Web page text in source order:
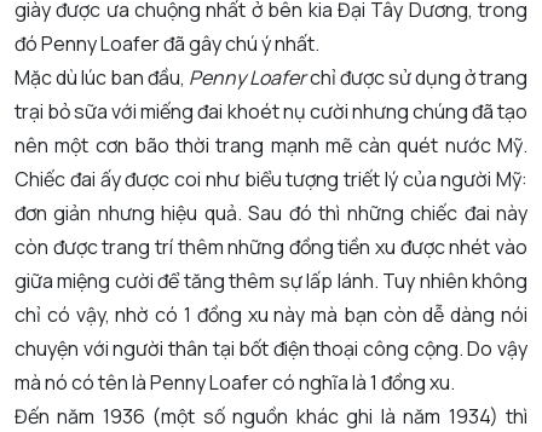
giày được ưa chuộng nhất ở bên kia Đại Tây Dương, trong
đó Penny Loafer đã gây chú ý nhất.
Mặc dù lúc ban đầu, Penny Loaferchỉ được sử dụng ở trang
trại bỏ sữa với miếng đai khoét nụ cười nhưng chúng đã tạo
nên một cơn bão thời trang mạnh mẽ càn quét nước Mỹ.
Chiếc đai ấy được coi như biểu tượng triết lý của người Mỹ:
đơn giản nhưng hiệu quả. Sau đó thì những chiếc đai này
còn được trang trí thêm những đồng tiền xu được nhét vào
giữa miệng cười để tăng thêm sự lấp lánh. Tuy nhiên không
chỉ có vậy, nhờ có 1 đồng xu này mà bạn còn dễ dàng nói
chuyện với người thân tại bốt điện thoại công cộng. Do vậy
mà nó có tên là Penny Loafer có nghĩa là 1 đồng xu.
Đến năm 1936 (một số nguồn khác ghi là năm 1934) thì